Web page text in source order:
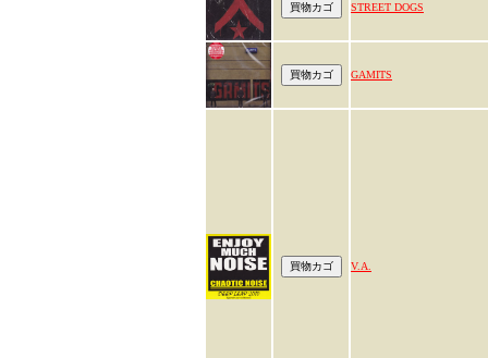
STREET DOGS
GAMITS
V.A.